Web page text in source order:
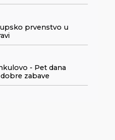
prvenstvo u
- Pet dana
zabave